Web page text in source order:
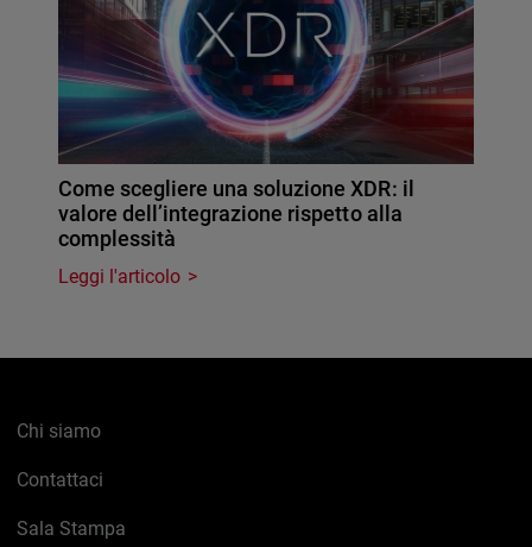
Come scegliere una soluzione XDR: il
valore dell’integrazione rispetto alla
complessità
Leggi l'articolo
Chi siamo
Contattaci
Sala Stampa